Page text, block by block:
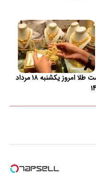
قیمت طلا امروز یکشنبه ۱۸ مرداد